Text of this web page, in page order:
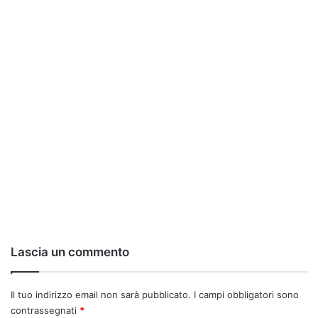
Lascia un commento
Il tuo indirizzo email non sarà pubblicato. I campi obbligatori sono
contrassegnati *